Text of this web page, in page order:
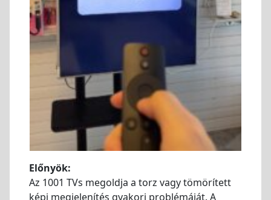
Előnyök:
Az 1001 TVs megoldja a torz vagy tömörített
képi megjelenítés gyakori problémáját. A